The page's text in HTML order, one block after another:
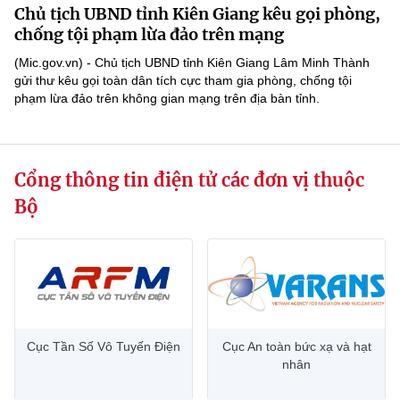
Sở Khoa học và Công nghệ
Chuyển đổi số
Bưu chính, Viễn thông
Năng lượng nguyên tử
Tin địa phương
Văn bản QPPL
Văn bản chỉ đạo điều hành
Lấy ý kiến người dân về dự thảo VBQPPL
MST IOFFICE
THỐNG KÊ
Khoa học và Công nghệ
Đổi mới sáng tạo
Chuyển đổi số
Sở hữu trí tuệ
Multimedia
Khác
Videos
Ảnh
Chủ tịch UBND tỉnh Kiên Giang kêu gọi phòng,
chống tội phạm lừa đảo trên mạng
(Mic.gov.vn) - Chủ tịch UBND tỉnh Kiên Giang Lâm Minh Thành
gửi thư kêu gọi toàn dân tích cực tham gia phòng, chống tội
phạm lừa đảo trên không gian mạng trên địa bàn tỉnh.
Cổng thông tin điện tử các đơn vị thuộc
Bộ
Cục Tần Số Vô Tuyến Điện
Cục An toàn bức xạ và hạt
nhân